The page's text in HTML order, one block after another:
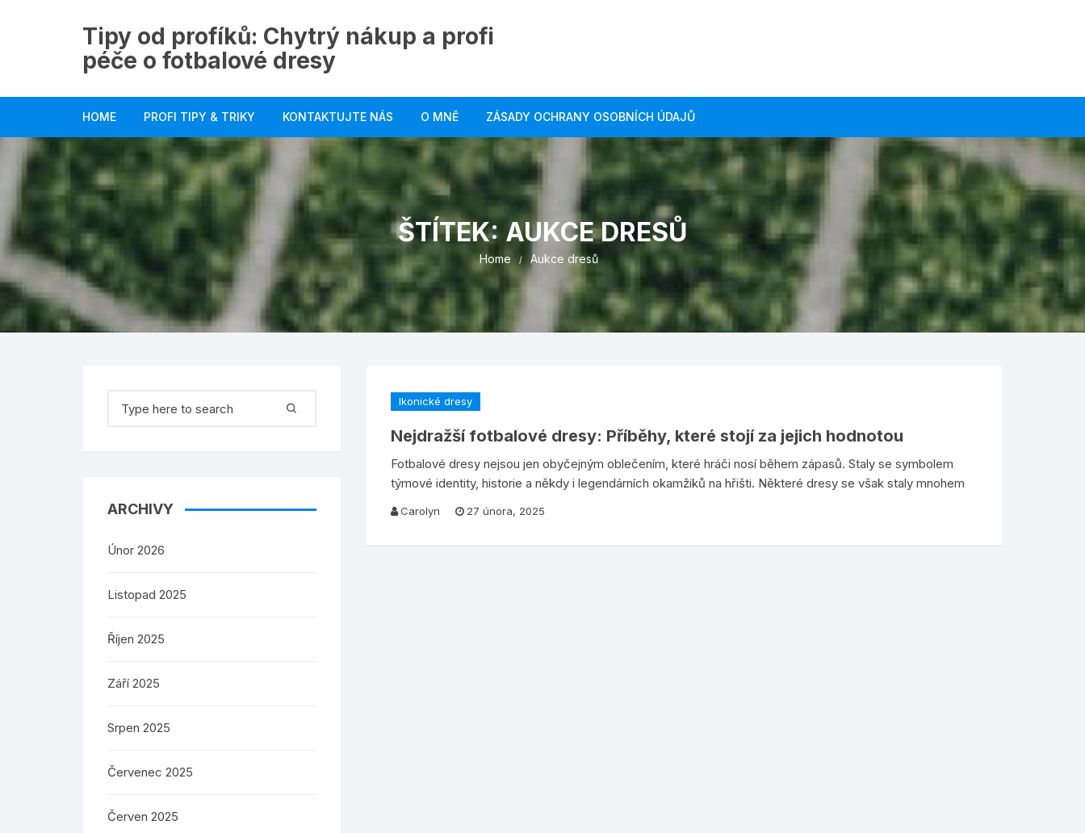
Tipy od profíků: Chytrý nákup a profi
péče o fotbalové dresy
HOME PROFI TIPY & TRIKY KONTAKTUJTE NÁS O MNĚ ZÁSADY OCHRANY OSOBNÍCH ÚDAJŮ
ŠTÍTEK: AUKCE DRESŮ
Home Aukce dresů
Ikonické dresy
Nejdražší fotbalové dresy: Příběhy, které stojí za jejich hodnotou
Fotbalové dresy nejsou jen obyčejným oblečením, které hráči nosí během zápasů. Staly se symbolem
týmové identity, historie a někdy i legendárních okamžiků na hřišti. Některé dresy se však staly mnohem
Carolyn 27 února, 2025
for:
ARCHIVY
Únor 2026
Listopad 2025
Říjen 2025
Září 2025
Srpen 2025
Červenec 2025
Červen 2025